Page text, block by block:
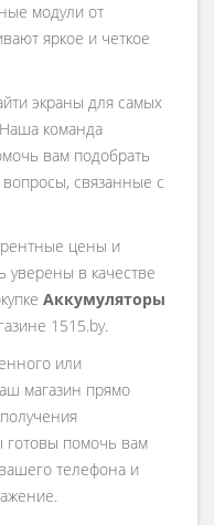
модули от
яркое и четкое
экраны для самых
команда
вам подобрать
связанные с
цены и
уверены в качестве
Aккумуляторы
1515.by.
или
магазин прямо
помочь вам
телефона и